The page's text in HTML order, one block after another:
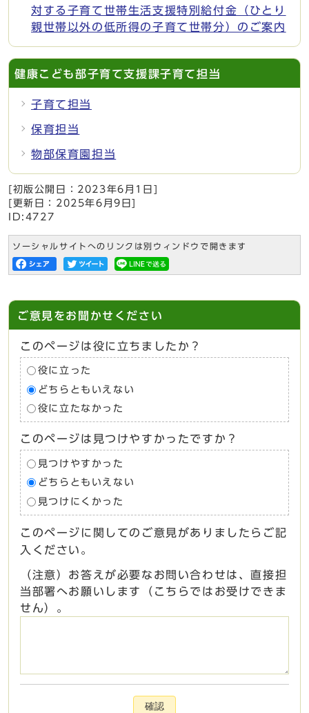
対する子育て世帯生活支援特別給付金（ひとり
親世帯以外の低所得の子育て世帯分）のご案内
健康こども部子育て支援課子育て担当
子育て担当
保育担当
物部保育園担当
[初版公開日： 2023年6月1日 ]
[更新日： 2025年6月9日]
ID:4727
ソーシャルサイトへのリンクは別ウィンドウで開きます
ご意見をお聞かせください
このページは役に立ちましたか？
役に立った
どちらともいえない
役に立たなかった
このページは見つけやすかったですか？
見つけやすかった
どちらともいえない
見つけにくかった
このページに関してのご意見がありましたらご記
入ください。
（注意）お答えが必要なお問い合わせは、直接担
当部署へお願いします（こちらではお受けできま
せん）。
確認